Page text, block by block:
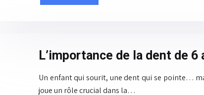
L’importance de la dent de
Un enfant qui sourit, une dent qui se pointe…
joue un rôle crucial dans la…